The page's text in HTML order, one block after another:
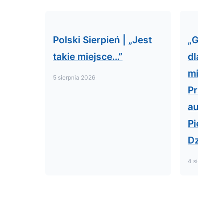
Polski Sierpień | „Jest
takie miejsce…”
5 sierpnia 2026
4